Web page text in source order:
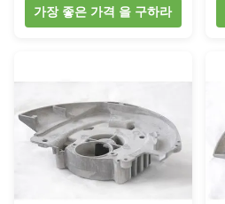
가장 좋은 가격 을 구하라